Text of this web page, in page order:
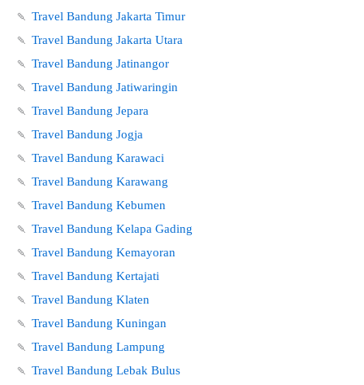
🍡 Travel Bandung Jakarta Timur
🍡 Travel Bandung Jakarta Utara
🍡 Travel Bandung Jatinangor
🍡 Travel Bandung Jatiwaringin
🍡 Travel Bandung Jepara
🍡 Travel Bandung Jogja
🍡 Travel Bandung Karawaci
🍡 Travel Bandung Karawang
🍡 Travel Bandung Kebumen
🍡 Travel Bandung Kelapa Gading
🍡 Travel Bandung Kemayoran
🍡 Travel Bandung Kertajati
🍡 Travel Bandung Klaten
🍡 Travel Bandung Kuningan
🍡 Travel Bandung Lampung
🍡 Travel Bandung Lebak Bulus